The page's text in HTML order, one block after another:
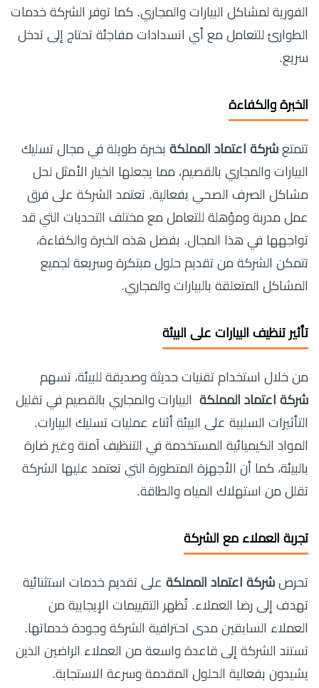
الفورية لمشاكل البيارات والمجاري. كما توفر الشركة خدمات
الطوارئ للتعامل مع أي انسدادات مفاجئة تحتاج إلى تدخل
سريع.
الخبرة والكفاءة
تتمتع شركة اعتماد المملكة بخبرة طويلة في مجال تسليك
البيارات والمجاري بالقصيم، مما يجعلها الخيار الأمثل لحل
مشاكل الصرف الصحي بفعالية. تعتمد الشركة على فرق
عمل مدربة ومؤهلة للتعامل مع مختلف التحديات التي قد
تواجهها في هذا المجال. بفضل هذه الخبرة والكفاءة،
تتمكن الشركة من تقديم حلول مبتكرة وسريعة لجميع
المشاكل المتعلقة بالبيارات والمجاري.
تأثير تنظيف البيارات على البيئة
من خلال استخدام تقنيات حديثة وصديقة للبيئة، تسهم
شركة اعتماد المملكة البيارات والمجاري بالقصيم في تقليل
التأثيرات السلبية على البيئة أثناء عمليات تسليك البيارات.
المواد الكيميائية المستخدمة في التنظيف آمنة وغير ضارة
بالبيئة، كما أن الأجهزة المتطورة التي تعتمد عليها الشركة
تقلل من استهلاك المياه والطاقة.
تجربة العملاء مع الشركة
تحرص شركة اعتماد المملكة على تقديم خدمات استثنائية
تهدف إلى رضا العملاء. تُظهر التقييمات الإيجابية من
العملاء السابقين مدى احترافية الشركة وجودة خدماتها.
تستند الشركة إلى قاعدة واسعة من العملاء الراضين الذين
يشيدون بفعالية الحلول المقدمة وسرعة الاستجابة.